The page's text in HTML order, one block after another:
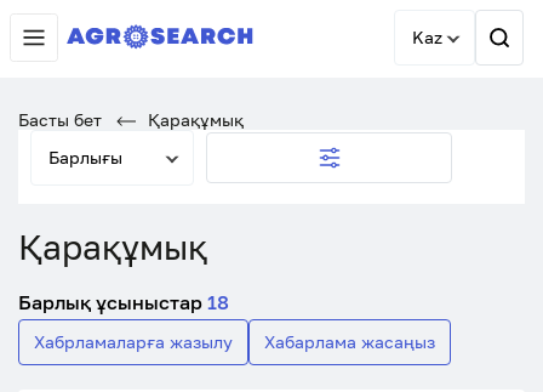
Kaz
Басты бет
Қарақұмық
Барлығы
Қарақұмық
Барлық ұсыныстар 18
Хабрламаларға жазылу Хабарлама жасаңыз